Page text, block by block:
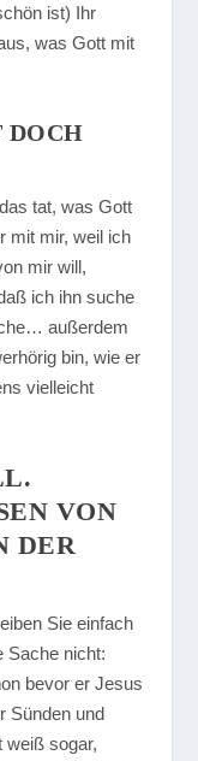
ist) Ihr
was Gott mit
DOCH
tat, was Gott
mit mir, weil ich
mir will,
ich ihn suche
außerdem
bin, wie er
vielleicht
VON
DER
Sie einfach
Sache nicht:
bevor er Jesus
Sünden und
weiß sogar,